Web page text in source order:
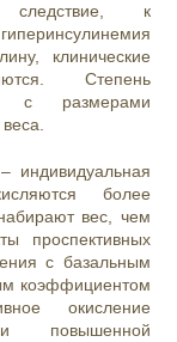
следствие, к
клинические
Степень
с размерами
индивидуальная
более
вес, чем
проспективных
с базальным
коэффициентом
окисление
повышенной